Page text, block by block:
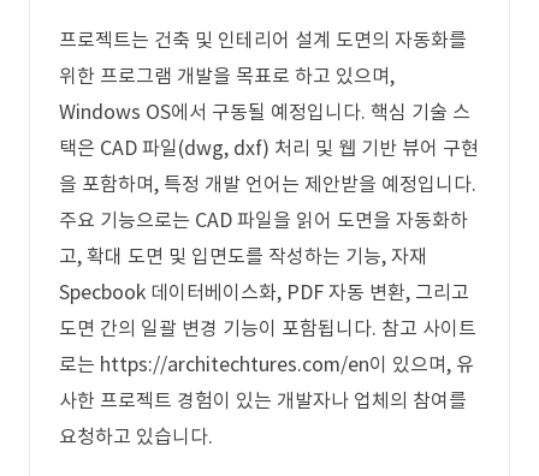
프로젝트는 건축 및 인테리어 설계 도면의 자동화를
위한 프로그램 개발을 목표로 하고 있으며,
Windows OS에서 구동될 예정입니다. 핵심 기술 스
택은 CAD 파일(dwg, dxf) 처리 및 웹 기반 뷰어 구현
을 포함하며, 특정 개발 언어는 제안받을 예정입니다.
주요 기능으로는 CAD 파일을 읽어 도면을 자동화하
고, 확대 도면 및 입면도를 작성하는 기능, 자재
Specbook 데이터베이스화, PDF 자동 변환, 그리고
도면 간의 일괄 변경 기능이 포함됩니다. 참고 사이트
로는 https://architechtures.com/en이 있으며, 유
사한 프로젝트 경험이 있는 개발자나 업체의 참여를
요청하고 있습니다.